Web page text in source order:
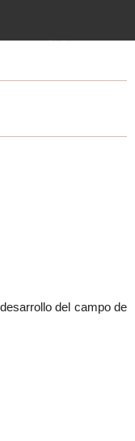
desde el
del campo de